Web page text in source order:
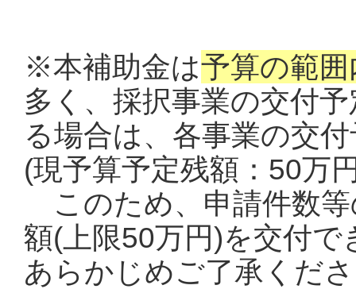
※本補助金は予算の範囲
多く、採択事業の交付
る場合は、各事業の交
(現予算予定残額：50万
このため、申請件数
額(上限50万円)を交付
あらかじめご了承くだ